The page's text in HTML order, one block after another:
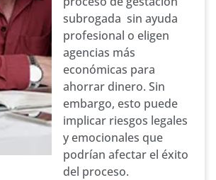
subrogada sin ayuda
profesional o eligen
agencias más
económicas para
ahorrar dinero. Sin
embargo, esto puede
implicar riesgos legales
y emocionales que
podrían afectar el éxito
del proceso.